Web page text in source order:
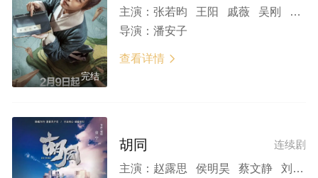
完结
主演： 张若昀 王阳 戚薇 吴刚 高亚麟 费启鸣 侯岩松 翟小兴 房子斌 王同辉 汤梦佳 尹铸胜 张帆 钱漪
导演： 潘安子
查看详情 
连续剧
胡同
主演： 赵露思 侯明昊 蔡文静 刘欢 关晓彤 林一 朱锐 唐曾 扈耀之 迟帅 刘佳 宋美洁 刘亭作 吴刚 巫刚 陈瑾 钱波 李浩菲 刘迅 吴彦姝 王新 张皓越 阮巡 李林 赵菲 赵若君